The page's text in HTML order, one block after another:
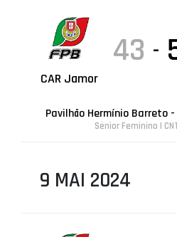
CAR Jamor
43 -
Pavilhão Hermínio Barreto -
Sénior Feminino |
9 MAI 2024